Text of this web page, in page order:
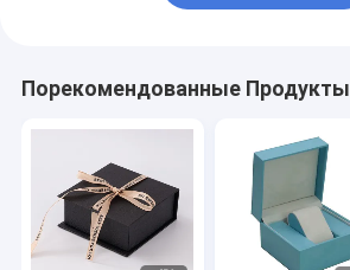
Порекомендованные Продукты